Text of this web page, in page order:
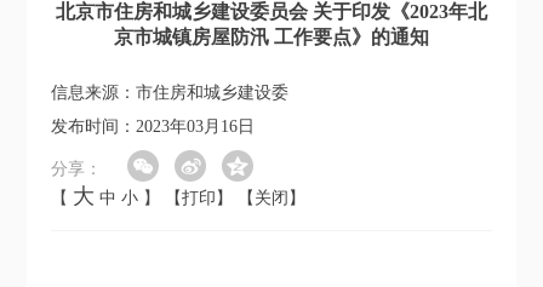
北京市住房和城乡建设委员会 关于印发《2023年北
京市城镇房屋防汛 工作要点》的通知
信息来源：市住房和城乡建设委
发布时间：2023年03月16日
分享：
【 大 中 小 】 【打印】 【关闭】